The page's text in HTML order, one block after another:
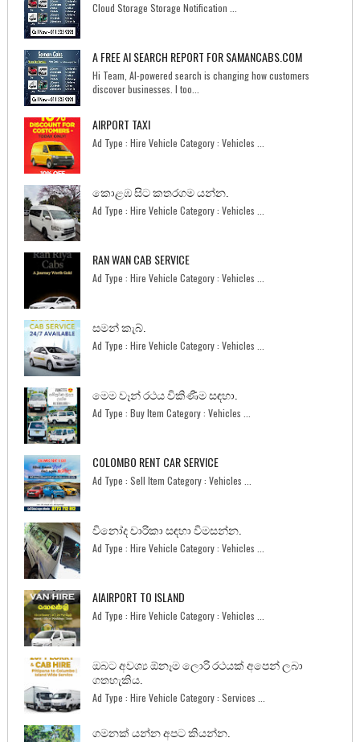
Cloud Storage Storage Notification ...
A FREE AI SEARCH REPORT FOR SAMANCABS.COM
Hi Team, AI-powered search is changing how customers
discover businesses. I too...
AIRPORT TAXI
Ad Type : Hire Vehicle Category : Vehicles ...
කොළඹ සිට කතරගම යන්න.
Ad Type : Hire Vehicle Category : Vehicles ...
RAN WAN CAB SERVICE
Ad Type : Hire Vehicle Category : Vehicles ...
සමන් කැබ්.
Ad Type : Hire Vehicle Category : Vehicles ...
මෙම වෑන් රථය විකිණීම සඳහා.
Ad Type : Buy Item Category : Vehicles ...
COLOMBO RENT CAR SERVICE
Ad Type : Sell Item Category : Vehicles ...
විනෝද චාරිකා සඳහා විමසන්න.
Ad Type : Hire Vehicle Category : Vehicles ...
AIAIRPORT TO ISLAND
Ad Type : Hire Vehicle Category : Vehicles ...
ඔබට අවශ්‍ය ඕනෑම ලොරි රථයක් අපෙන් ලබා
ගතහැකිය.
Ad Type : Hire Vehicle Category : Services ...
ගමනක් යන්න අපට කියන්න.